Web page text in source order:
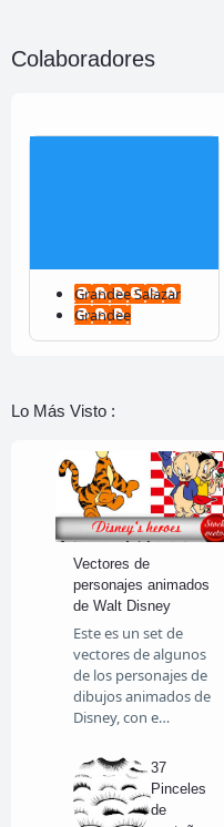
Colaboradores
Grandee Salazar
Grandee
Lo Más Visto :
Vectores de
personajes animados
de Walt Disney
Este es un set de
vectores de algunos
de los personajes de
dibujos animados de
Disney, con e…
37
Pinceles
de